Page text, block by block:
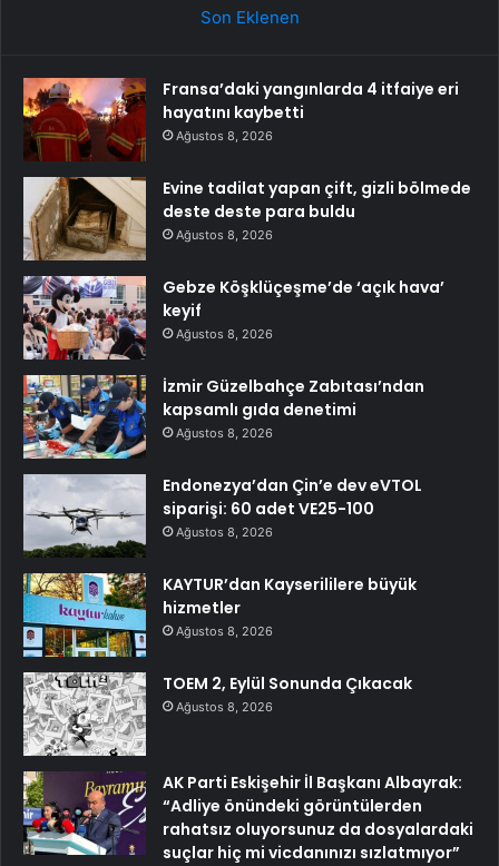
Son Eklenen
Fransa’daki yangınlarda 4 itfaiye eri
hayatını kaybetti
Ağustos 8, 2026
Evine tadilat yapan çift, gizli bölmede
deste deste para buldu
Ağustos 8, 2026
Gebze Köşklüçeşme’de ‘açık hava’
keyif
Ağustos 8, 2026
İzmir Güzelbahçe Zabıtası’ndan
kapsamlı gıda denetimi
Ağustos 8, 2026
Endonezya’dan Çin’e dev eVTOL
siparişi: 60 adet VE25-100
Ağustos 8, 2026
KAYTUR’dan Kayserililere büyük
hizmetler
Ağustos 8, 2026
TOEM 2, Eylül Sonunda Çıkacak
Ağustos 8, 2026
AK Parti Eskişehir İl Başkanı Albayrak:
“Adliye önündeki görüntülerden
rahatsız oluyorsunuz da dosyalardaki
suçlar hiç mi vicdanınızı sızlatmıyor”